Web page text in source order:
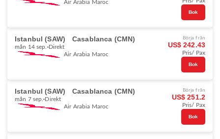
Air Arabia Maroc
Bok
Istanbul (SAW) Casablanca (CMN)
mån 14 sep. Direkt
Air Arabia Maroc
Börja från
US$ 242.43
Pris/ Pax
Bok
Istanbul (SAW) Casablanca (CMN)
mån 7 sep. Direkt
Air Arabia Maroc
Börja från
US$ 251.2
Pris/ Pax
Bok